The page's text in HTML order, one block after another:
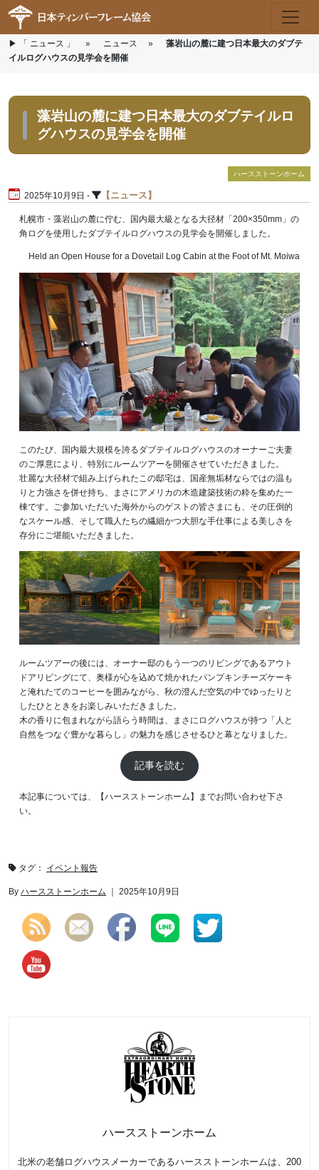
Skip to main content
▶ 「 ニュース 」 » ニュース » 藻岩山の麓に建つ日本最大のダブテ
イルログハウスの見学会を開催
藻岩山の麓に建つ日本最大のダブテイルロ
グハウスの見学会を開催
ハースストーンホーム
2025年10月9日 - ニュース
札幌市・藻岩山の麓に佇む、国内最大級となる大径材「200×350mm」の
角ログを使用したダブテイルログハウスの見学会を開催しました。
Held an Open House for a Dovetail Log Cabin at the Foot of Mt. Moiwa
このたび、国内最大規模を誇るダブテイルログハウスのオーナーご夫妻
のご厚意により、特別にルームツアーを開催させていただきました。
壮麗な大径材で組み上げられたこの邸宅は、国産無垢材ならではの温も
りと力強さを併せ持ち、まさにアメリカの木造建築技術の粋を集めた一
棟です。ご参加いただいた海外からのゲストの皆さまにも、その圧倒的
なスケール感、そして職人たちの繊細かつ大胆な手仕事による美しさを
存分にご堪能いただきました。
ルームツアーの後には、オーナー邸のもう一つのリビングであるアウト
ドアリビングにて、奥様が心を込めて焼かれたパンプキンチーズケーキ
と淹れたてのコーヒーを囲みながら、秋の澄んだ空気の中でゆったりと
したひとときをお楽しみいただきました。
木の香りに包まれながら語らう時間は、まさにログハウスが持つ「人と
自然をつなぐ豊かな暮らし」の魅力を感じさせるひと幕となりました。
記事を読む
本記事については、【ハースストーンホーム】までお問い合わせ下さ
い。
タグ： イベント報告
By ハースストーンホーム ｜ 2025年10月9日
Set Youtube Channel ID
ハースストーンホーム
北米の老舗ログハウスメーカーであるハースストーンホームは、200